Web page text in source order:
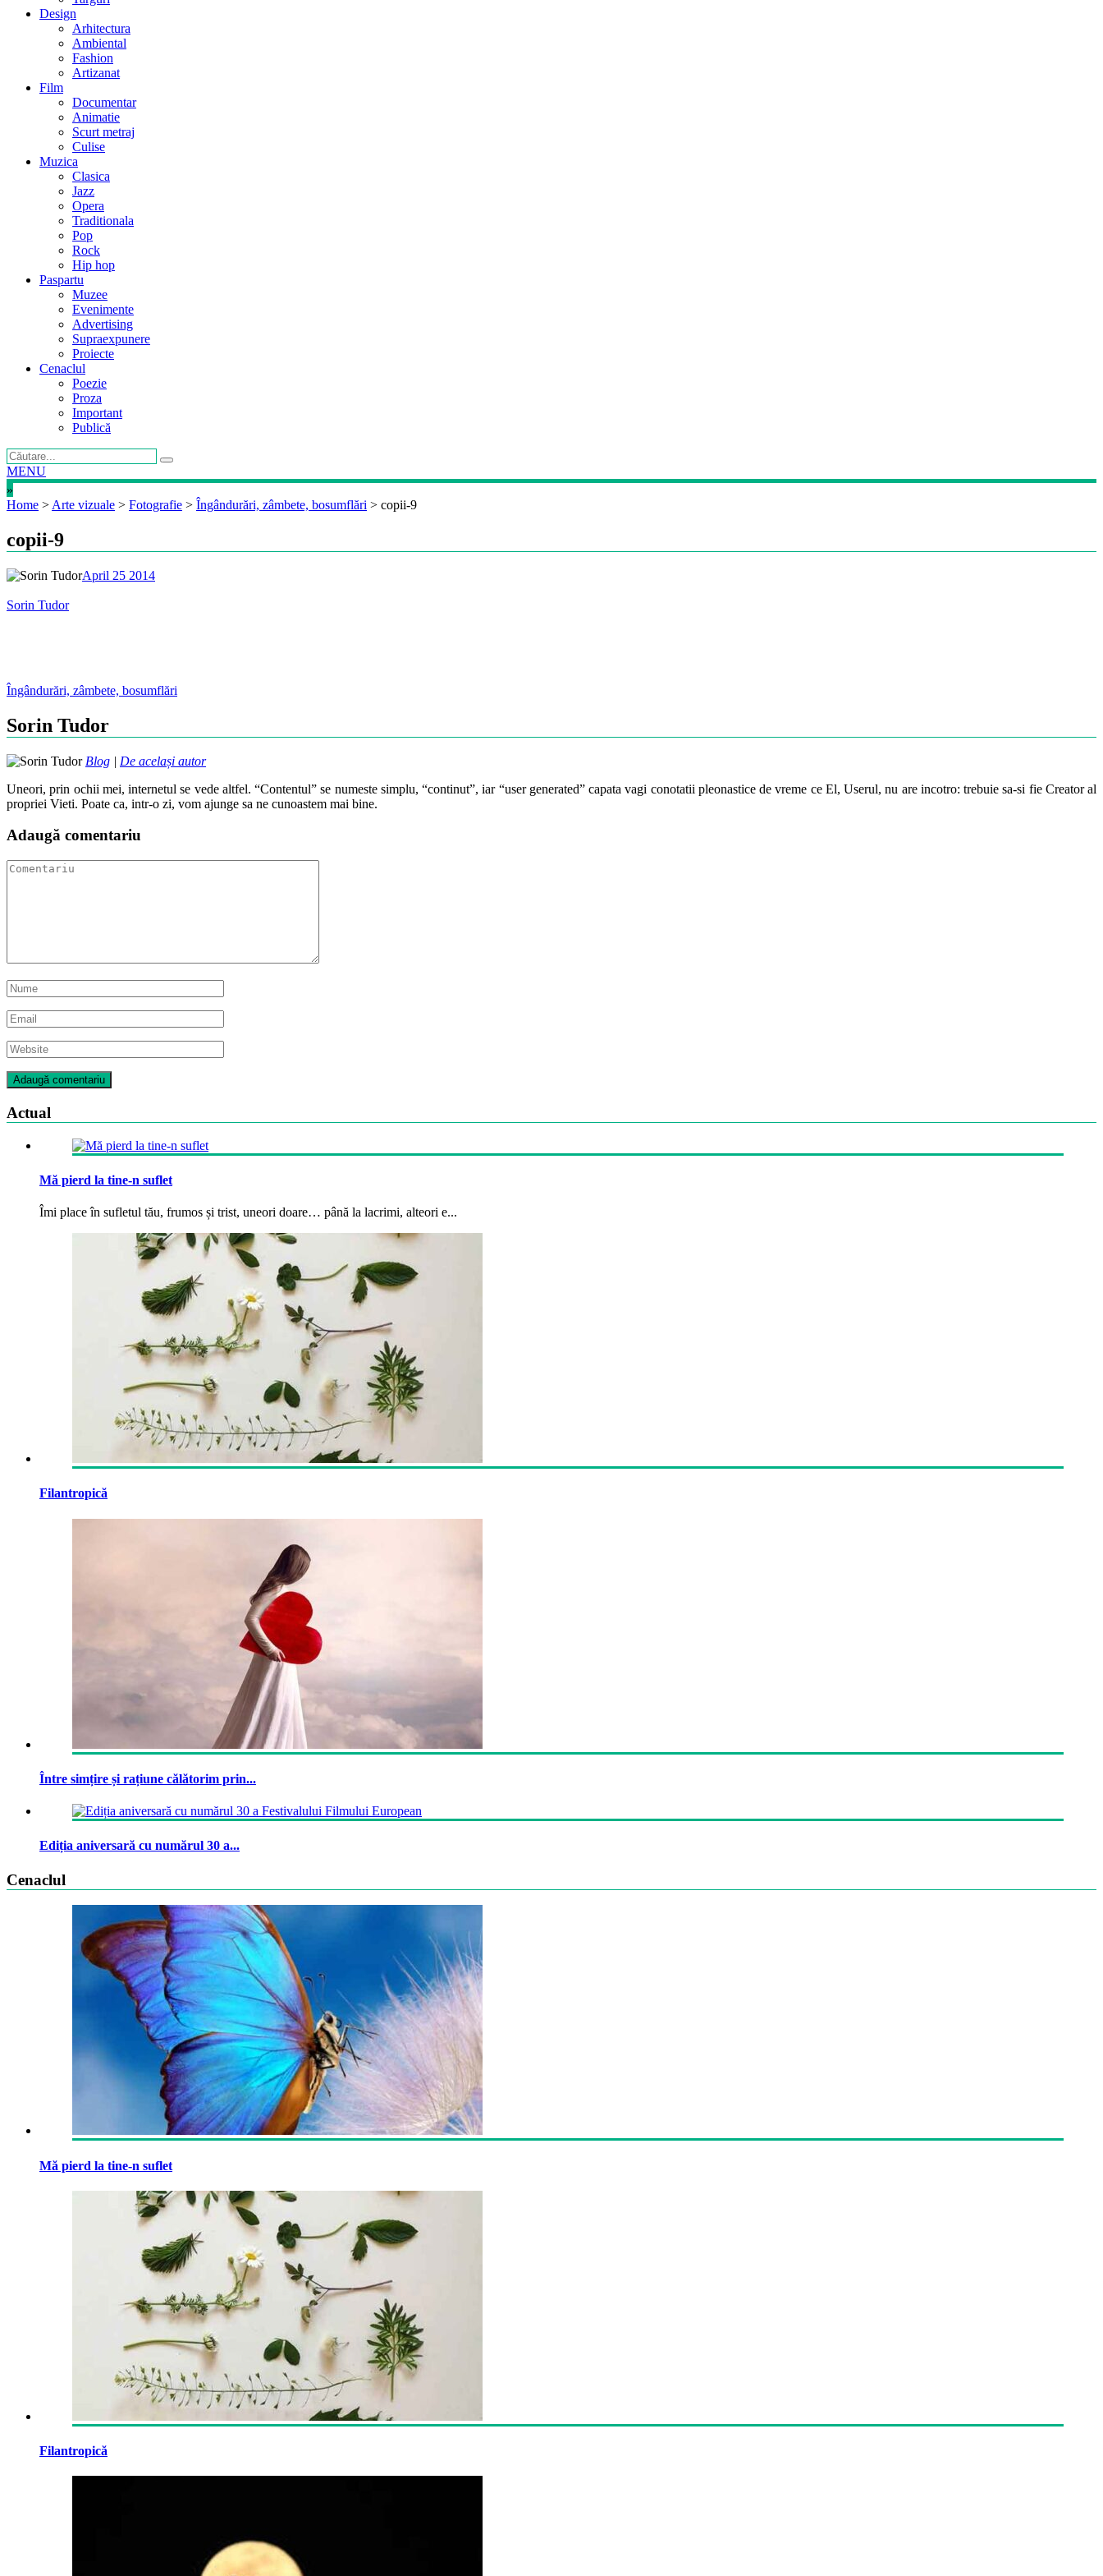
Design
Arhitectura
Ambiental
Fashion
Artizanat
Film
Documentar
Animatie
Scurt metraj
Culise
Muzica
Clasica
Jazz
Opera
Traditionala
Pop
Rock
Hip hop
Paspartu
Muzee
Evenimente
Advertising
Supraexpunere
Proiecte
Cenaclul
Poezie
Proza
Important
Publică
MENU
»
Home > Arte vizuale > Fotografie > Îngândurări, zâmbete, bosumflări > copii-9
copii-9
April 25 2014
Sorin Tudor
Post
navigation
Îngândurări, zâmbete, bosumflări
Sorin Tudor
Blog | De același autor
Uneori, prin ochii mei, internetul se vede altfel. “Contentul” se numeste simplu, “continut”, iar “user generated” capata vagi conotatii pleonastice de vreme ce El, Userul, nu are incotro: trebuie sa-si fie Creator al
propriei Vieti. Poate ca, intr-o zi, vom ajunge sa ne cunoastem mai bine.
Adaugă comentariu
Actual
Mă pierd la tine-n suflet
Îmi place în sufletul tău, frumos și trist, uneori doare… până la lacrimi, alteori e...
Filantropică
Între simțire și rațiune călătorim prin...
Ediția aniversară cu numărul 30 a...
Cenaclul
Mă pierd la tine-n suflet
Filantropică